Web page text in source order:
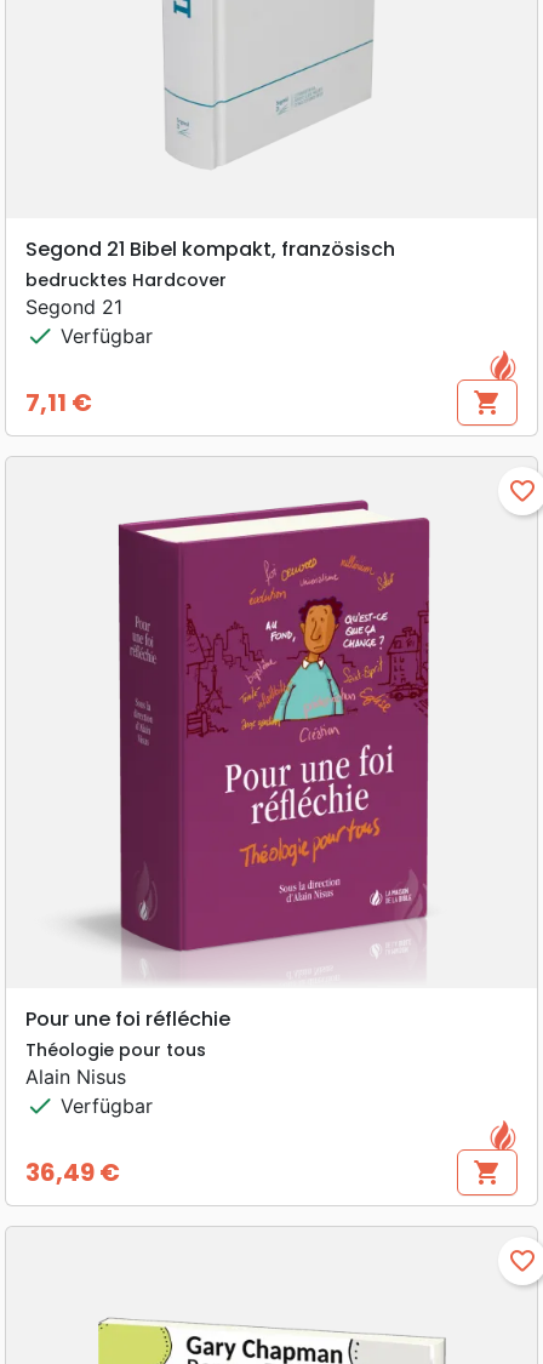
Segond 21 Bibel kompakt, französisch
bedrucktes Hardcover
Segond 21
check Verfügbar
Preis
7,11 € shopping_cart
favorite_border
Pour une foi réfléchie
Théologie pour tous
Alain Nisus
check Verfügbar
Preis
36,49 € shopping_cart
favorite_border